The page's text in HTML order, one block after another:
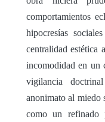
comportamientos
hipocresías
centralidad estética
incomodidad en un
vigilancia
anonimato al miedo
como un refinado